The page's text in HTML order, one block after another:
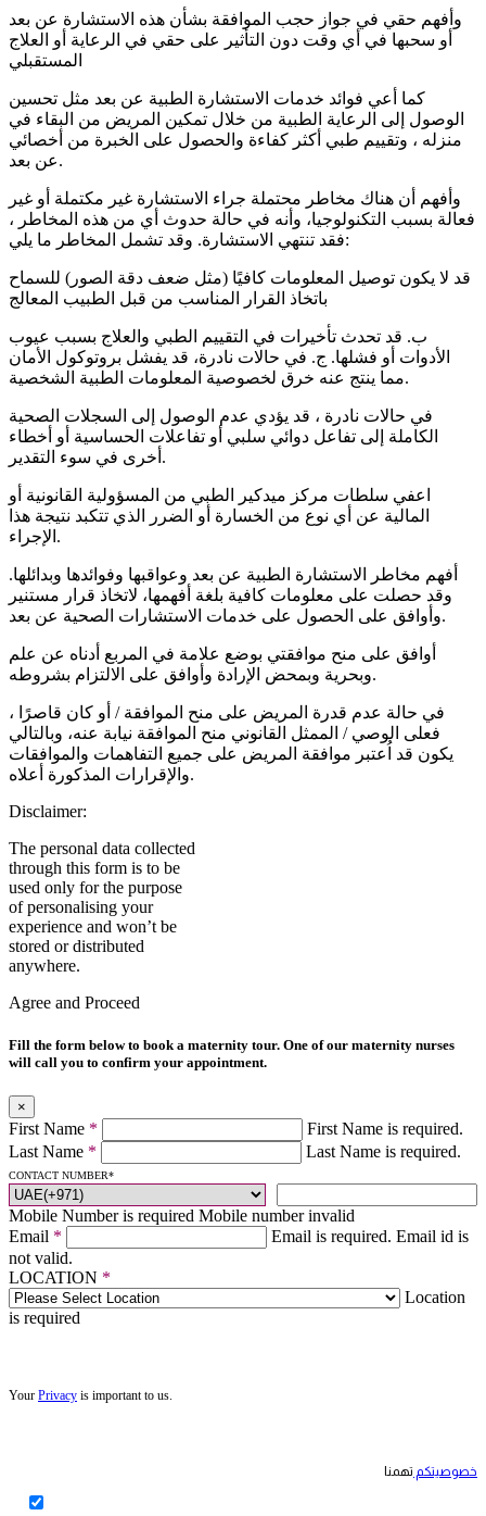
وأفهم حقي في جواز حجب الموافقة بشأن هذه الاستشارة عن بعد
أو سحبها في أي وقت دون التأثير على حقي في الرعاية أو العلاج
المستقبلي
كما أعي فوائد خدمات الاستشارة الطبية عن بعد مثل تحسين
الوصول إلى الرعاية الطبية من خلال تمكين المريض من البقاء في
منزله ، وتقييم طبي أكثر كفاءة والحصول على الخبرة من أخصائي
عن بعد.
وأفهم أن هناك مخاطر محتملة جراء الاستشارة غير مكتملة أو غير
فعالة بسبب التكنولوجيا، وأنه في حالة حدوث أي من هذه المخاطر ،
فقد تنتهي الاستشارة. وقد تشمل المخاطر ما يلي:
قد لا يكون توصيل المعلومات كافيًا (مثل ضعف دقة الصور) للسماح
باتخاذ القرار المناسب من قبل الطبيب المعالج
ب. قد تحدث تأخيرات في التقييم الطبي والعلاج بسبب عيوب
الأدوات أو فشلها. ج. في حالات نادرة، قد يفشل بروتوكول الأمان
مما ينتج عنه خرق لخصوصية المعلومات الطبية الشخصية.
في حالات نادرة ، قد يؤدي عدم الوصول إلى السجلات الصحية
الكاملة إلى تفاعل دوائي سلبي أو تفاعلات الحساسية أو أخطاء
أخرى في سوء التقدير.
اعفي سلطات مركز ميدكير الطبي من المسؤولية القانونية أو
المالية عن أي نوع من الخسارة أو الضرر الذي تتكبد نتيجة هذا
الإجراء.
أفهم مخاطر الاستشارة الطبية عن بعد وعواقبها وفوائدها وبدائلها.
وقد حصلت على معلومات كافية بلغة أفهمها، لاتخاذ قرار مستنير
وأوافق على الحصول على خدمات الاستشارات الصحية عن بعد.
أوافق على منح موافقتي بوضع علامة في المربع أدناه عن علم
وبحرية وبمحض الإرادة وأوافق على الالتزام بشروطه.
في حالة عدم قدرة المريض على منح الموافقة / أو كان قاصرًا ،
فعلى الوصي / الممثل القانوني منح الموافقة نيابة عنه، وبالتالي
يكون قد اُعتبر موافقة المريض على جميع التفاهمات والموافقات
والإقرارات المذكورة أعلاه.
Disclaimer:
The personal data collected
through this form is to be
used only for the purpose
of personalising your
experience and won’t be
stored or distributed
anywhere.
Agree and Proceed
Fill the form below to book a maternity tour. One of our maternity nurses
will call you to confirm your appointment.
×
First Name *
First Name is required.
Last Name * Last Name is required.
CONTACT NUMBER*
Mobile Number is required Mobile number invalid
Email * Email is required. Email id is
not valid.
LOCATION *
Location
is required
Your Privacy is important to us.
خصوصيتكم تهمنا